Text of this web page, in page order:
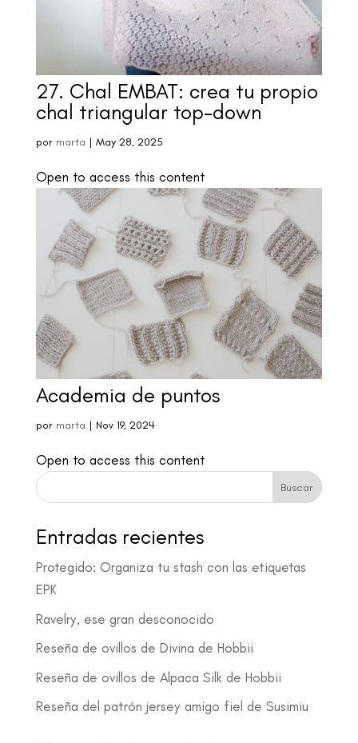
27. Chal EMBAT: crea tu propio
chal triangular top-down
por marta | May 28, 2025
Open to access this content
Academia de puntos
por marta | Nov 19, 2024
Open to access this content
Buscar
Entradas recientes
Protegido: Organiza tu stash con las etiquetas
EPK
Ravelry, ese gran desconocido
Reseña de ovillos de Divina de Hobbii
Reseña de ovillos de Alpaca Silk de Hobbii
Reseña del patrón jersey amigo fiel de Susimiu